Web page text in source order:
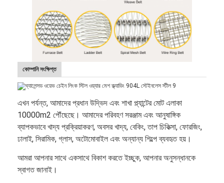
কোম্পানি সংক্ষিপ্ত
এখন পর্যন্ত, আমাদের প্রধান উদ্ভিদ এবং শাখা প্ল্যান্টের মোট এলাকা
10000m2 পৌঁছেছে। আমাদের পরিবহণ সরঞ্জাম এবং আনুষাঙ্গিক
ব্যাপকভাবে খাদ্য প্রক্রিয়াকরণ, অবসর খাদ্য, বেকিং, তাপ চিকিত্সা, ফোরজিং,
ঢালাই, সিরামিক, গ্লাস, অটোমোবাইল এবং অন্যান্য শিল্পে ব্যবহৃত হয়।
আমরা আপনার সাথে একসাথে বিকাশ করতে ইচ্ছুক, আপনার অনুসন্ধানকে
স্বাগত জানাই।